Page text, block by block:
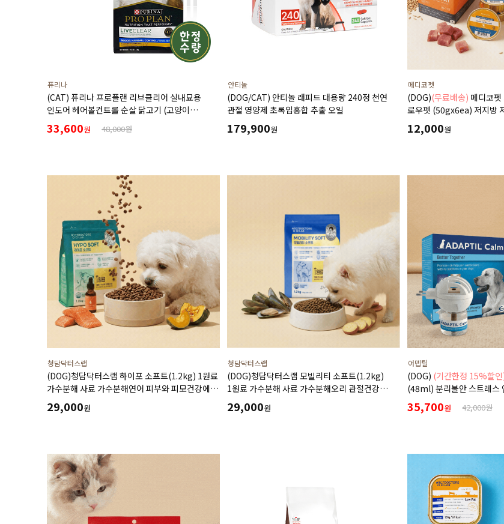
퓨리나
(CAT) 퓨리나 프로플랜 리브클리어 실내묘용
인도어 헤어볼컨트롤 순살 닭고기 (고양이
알레르기 감소식단)(1.5kg) (유통기한27년3월)
33,600원 48,000원
안티놀
(DOG/CAT) 안티놀 래피드 대용량 240정 천연
관절 영양제 초록입홍합 추출 오일
179,900원
메디코펫
(DOG)(무료배송) 메디코
로우펫 (50gx6ea) 저지방
고지혈증에 도움 주는 처방
12,000원
청담닥터스랩
(DOG)청담닥터스랩 하이포 소프트(1.2kg) 1원료
가수분해 사료 가수분해연어 피부와 피모건강에
도움 장건강 긴장완화 부드러운식감
29,000원
청담닥터스랩
(DOG)청담닥터스랩 모빌리티 소프트(1.2kg)
1원료 가수분해 사료 가수분해오리 관절건강
장건강 긴장완화 부드러운식감
29,000원
어뎁틸
(DOG) (기간한정 15%할
(48ml) 분리불안 스트레스
+본품(훈증기)구성)
35,700원 42,000원